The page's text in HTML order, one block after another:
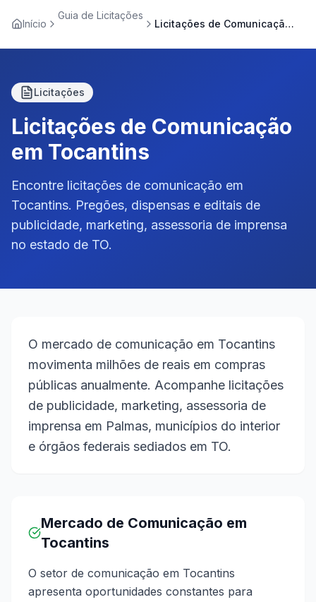
Início
Guia de Licitações
Licitações de Comunicação em Tocantins
Licitações
Licitações de Comunicação
em Tocantins
Encontre licitações de comunicação em
Tocantins. Pregões, dispensas e editais de
publicidade, marketing, assessoria de imprensa
no estado de TO.
O mercado de comunicação em Tocantins
movimenta milhões de reais em compras
públicas anualmente. Acompanhe licitações
de publicidade, marketing, assessoria de
imprensa em Palmas, municípios do interior
e órgãos federais sediados em TO.
Mercado de Comunicação em
Tocantins
O setor de comunicação em Tocantins
apresenta oportunidades constantes para